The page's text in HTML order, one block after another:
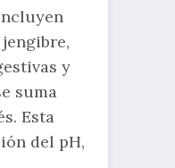
y
suma
Esta
del pH,